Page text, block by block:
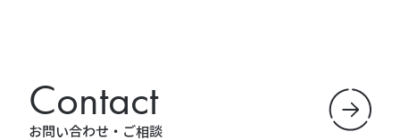
Contact
お問い合わせ・ご相談